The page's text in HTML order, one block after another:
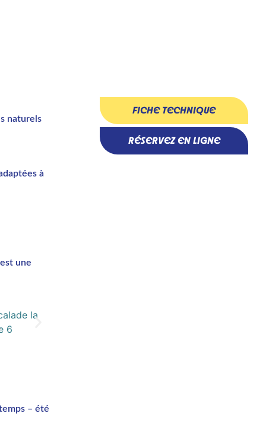
naturels
à
une
– été
FICHE TECHNIQUE
RÉSERVEZ EN LIGNE